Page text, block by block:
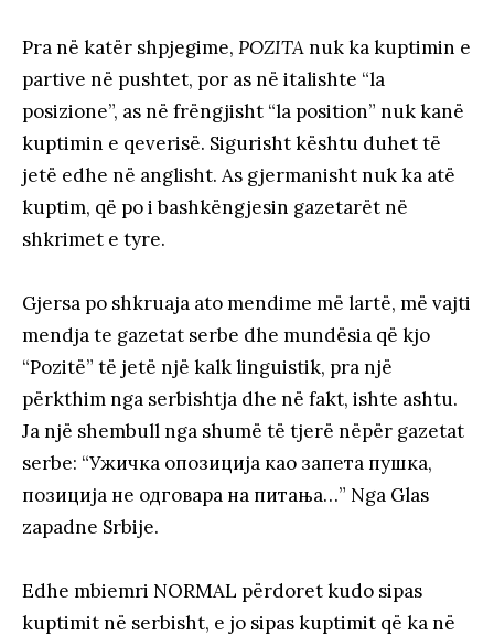
Pra në katër shpjegime, POZITAnuk ka kuptimin e
partive në pushtet, por as në italishte “la
posizione”, as në frëngjisht “la position” nuk kanë
kuptimin e qeverisë. Sigurisht kështu duhet të
jetë edhe në anglisht. As gjermanisht nuk ka atë
kuptim, që po i bashkëngjesin gazetarët në
shkrimet e tyre.
Gjersa po shkruaja ato mendime më lartë, më vajti
mendja te gazetat serbe dhe mundësia që kjo
“Pozitë” të jetë një kalk linguistik, pra një
përkthim nga serbishtja dhe në fakt, ishte ashtu.
Ja një shembull nga shumë të tjerë nëpër gazetat
serbe: “Ужичка опозиција као запета пушка,
позиција не одговара на питања…” Nga Glas
zapadne Srbije.
Edhe mbiemri NORMAL përdoret kudo sipas
kuptimit në serbisht, e jo sipas kuptimit që ka në